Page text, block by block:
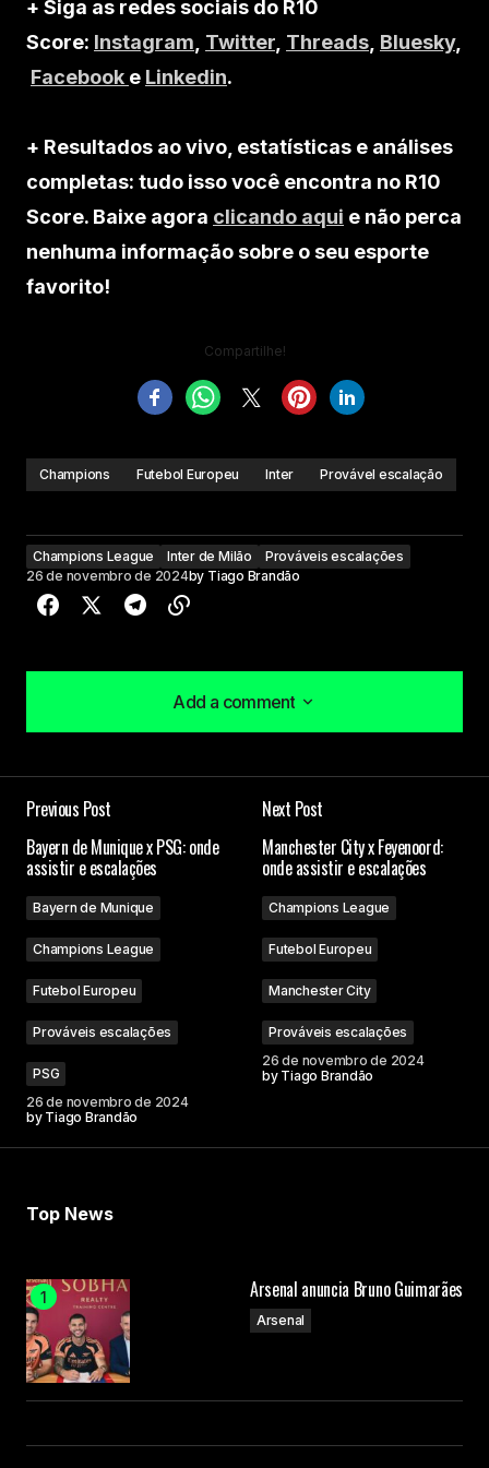
+ Siga as redes sociais do R10
Score: Instagram Twitter Threads Bluesky,
Facebook e Linkedin.
+ Resultados ao vivo, estatísticas e análises
completas: tudo isso você encontra no R10
Score. Baixe agora clicando aqui e não perca
nenhuma informação sobre o seu esporte
favorito!
Compartilhe!
Champions Futebol Europeu Inter Provável escalação
Champions League Inter de Milão
Prováveis escalações
26 de novembro de 2024by Tiago Brandão
Add a comment
Add a comment
Campos obrigatórios são marcados com*
Comment*
Your Name
Your E-mail
Previous Post
Bayern de Munique x PSG: onde
assistir e escalações
Bayern de Munique
Champions League
Futebol Europeu
Prováveis escalações
PSG
26 de novembro de 2024
by Tiago Brandão
Next Post
Manchester City x Feyenoord:
onde assistir e escalações
Champions League
Futebol Europeu
Manchester City
Prováveis escalações
26 de novembro de 2024
by Tiago Brandão
Top News
Arsenal anuncia Bruno Guimarães
Arsenal